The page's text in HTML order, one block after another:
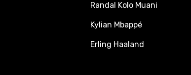
Randal Kolo Muani
Kylian Mbappé
Erling Haaland